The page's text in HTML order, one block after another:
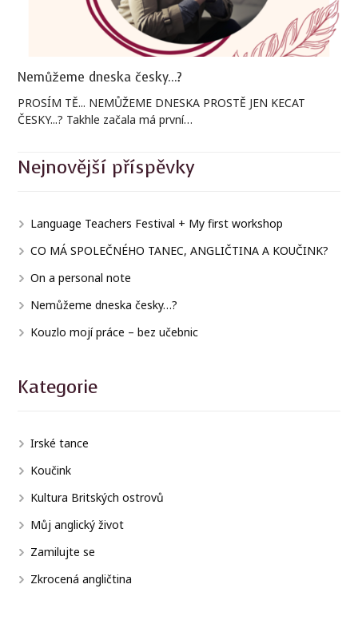
Nemůžeme dneska česky...?
PROSÍM TĚ... NEMŮŽEME DNESKA PROSTĚ JEN KECAT
ČESKY...? Takhle začala má první…
Nejnovější příspěvky
Language Teachers Festival + My first workshop
CO MÁ SPOLEČNÉHO TANEC, ANGLIČTINA A KOUČINK?
On a personal note
Nemůžeme dneska česky…?
Kouzlo mojí práce – bez učebnic
Kategorie
Irské tance
Koučink
Kultura Britských ostrovů
Můj anglický život
Zamilujte se
Zkrocená angličtina